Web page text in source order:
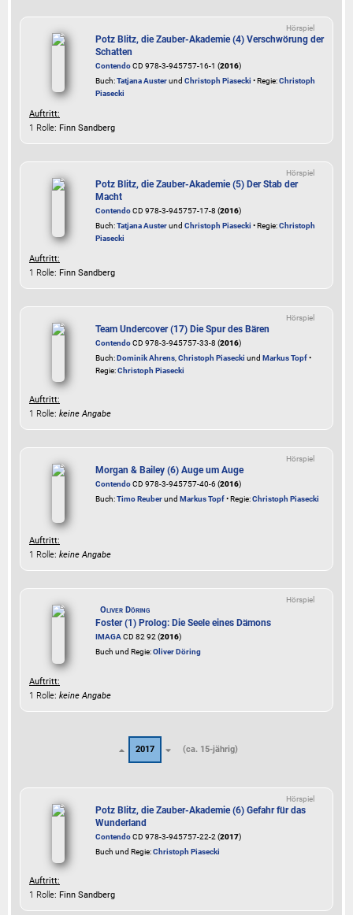
Hörspiel
Potz Blitz, die Zauber-Akademie (4) Verschwörung der
Schatten
ContendoCD 978-3-945757-16-1 (2016)
Buch:Tatjana Austerund Christoph Piasecki • Regie:Christoph
Piasecki
Auftritt:
1 Rolle: Finn Sandberg
Hörspiel
Potz Blitz, die Zauber-Akademie (5) Der Stab der
Macht
ContendoCD 978-3-945757-17-8 (2016)
Buch:Tatjana Austerund Christoph Piasecki • Regie:Christoph
Piasecki
Auftritt:
1 Rolle: Finn Sandberg
Hörspiel
Team Undercover (17) Die Spur des Bären
ContendoCD 978-3-945757-33-8 (2016)
Buch:Dominik Ahrens Christoph Piasecki und Markus Topf•
Regie:Christoph Piasecki
Auftritt:
1 Rolle: keine Angabe
Hörspiel
Morgan & Bailey (6) Auge um Auge
ContendoCD 978-3-945757-40-6 (2016)
Buch:Timo Reuberund Markus Topf• Regie:Christoph Piasecki
Auftritt:
1 Rolle: keine Angabe
Hörspiel
Oliver Döring
Foster (1) Prolog: Die Seele eines Dämons
IMAGACD 82 92 (2016)
Buch und Regie:Oliver Döring
Auftritt:
1 Rolle: keine Angabe
2017 (ca. 15-jährig)
Hörspiel
Potz Blitz, die Zauber-Akademie (6) Gefahr für das
Wunderland
ContendoCD 978-3-945757-22-2 (2017)
Buch und Regie:Christoph Piasecki
Auftritt:
1 Rolle: Finn Sandberg